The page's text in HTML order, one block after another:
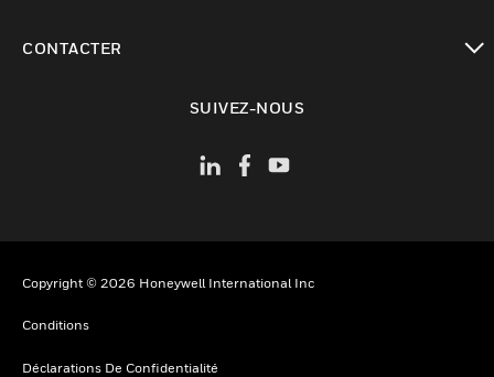
CONTACTER
SUIVEZ-NOUS
Copyright © 2026 Honeywell International Inc
Conditions
Déclarations De Confidentialité